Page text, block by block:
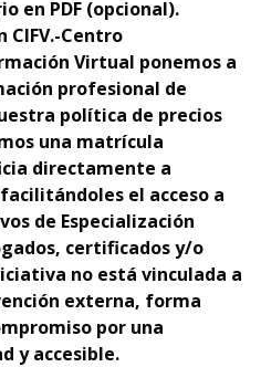
en PDF (opcional).
CIFV.-Centro
Virtual ponemos a
profesional de
política de precios
una matrícula
directamente a
el acceso a
de Especialización
certificados y/o
no está vinculada a
externa, forma
por una
y accesible.